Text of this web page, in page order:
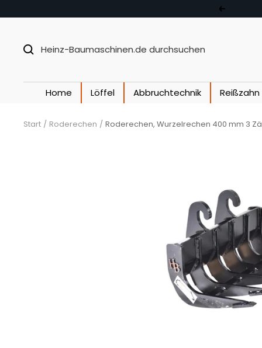
Zurück
Home Löffel Abbruchtechnik Reißzahn
Start Roderechen Roderechen, Wurzelrechen 400 mm 3